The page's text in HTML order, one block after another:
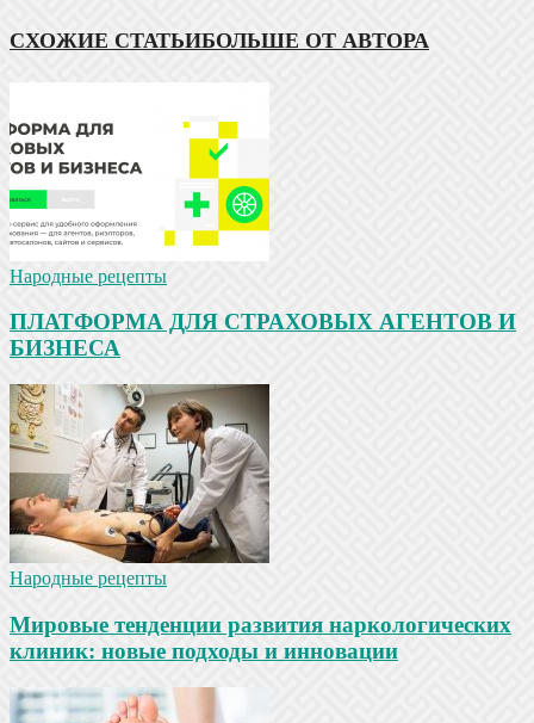
СХОЖИЕ СТАТЬИБОЛЬШЕ ОТ АВТОРА
Народные рецепты
ПЛАТФОРМА ДЛЯ СТРАХОВЫХ АГЕНТОВ И
БИЗНЕСА
Народные рецепты
Мировые тенденции развития наркологических
клиник: новые подходы и инновации